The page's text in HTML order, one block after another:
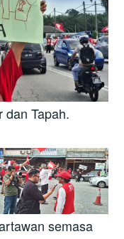
dan Tapah.
semasa